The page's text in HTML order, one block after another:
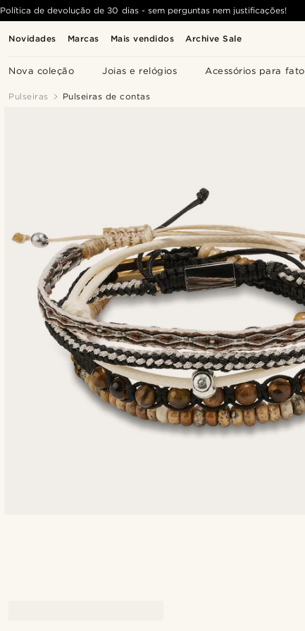
Novidades Marcas Mais vendidos Archive Sale
Nova coleção Joias e relógios Acessórios para fato
Política de devolução de 30 dias - sem perguntas nem justificações!
Pulseiras Pulseiras de contas